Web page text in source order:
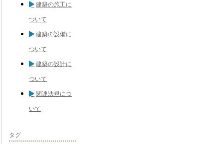
建築の施工に
ついて
建築の設備に
ついて
建築の設計に
ついて
関連法規につ
いて
タグ